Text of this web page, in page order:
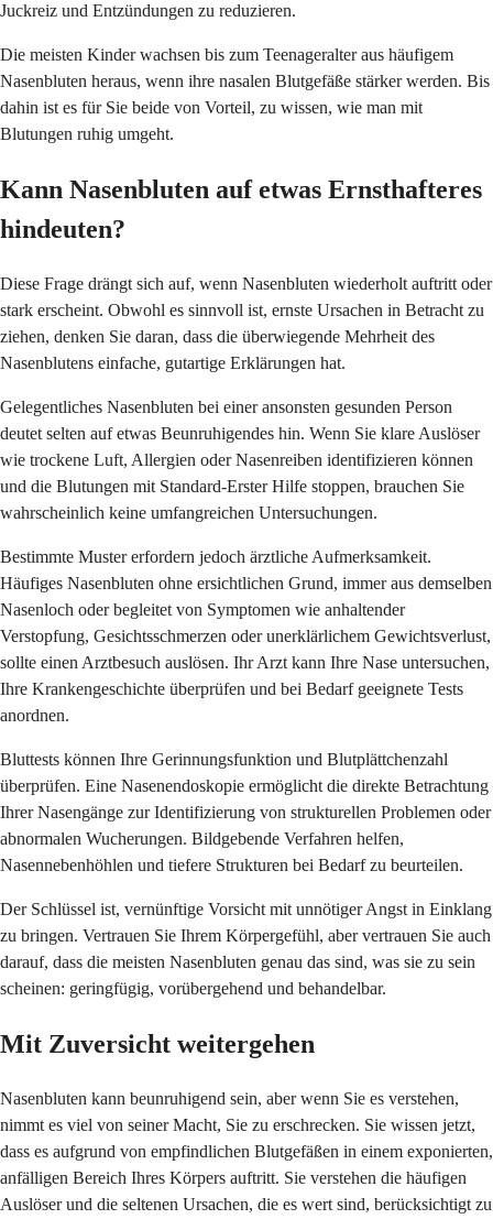
Juckreiz und Entzündungen zu reduzieren.
Die meisten Kinder wachsen bis zum Teenageralter aus häufigem
Nasenbluten heraus, wenn ihre nasalen Blutgefäße stärker werden. Bis
dahin ist es für Sie beide von Vorteil, zu wissen, wie man mit
Blutungen ruhig umgeht.
Kann Nasenbluten auf etwas Ernsthafteres
hindeuten?
Diese Frage drängt sich auf, wenn Nasenbluten wiederholt auftritt oder
stark erscheint. Obwohl es sinnvoll ist, ernste Ursachen in Betracht zu
ziehen, denken Sie daran, dass die überwiegende Mehrheit des
Nasenblutens einfache, gutartige Erklärungen hat.
Gelegentliches Nasenbluten bei einer ansonsten gesunden Person
deutet selten auf etwas Beunruhigendes hin. Wenn Sie klare Auslöser
wie trockene Luft, Allergien oder Nasenreiben identifizieren können
und die Blutungen mit Standard-Erster Hilfe stoppen, brauchen Sie
wahrscheinlich keine umfangreichen Untersuchungen.
Bestimmte Muster erfordern jedoch ärztliche Aufmerksamkeit.
Häufiges Nasenbluten ohne ersichtlichen Grund, immer aus demselben
Nasenloch oder begleitet von Symptomen wie anhaltender
Verstopfung, Gesichtsschmerzen oder unerklärlichem Gewichtsverlust,
sollte einen Arztbesuch auslösen. Ihr Arzt kann Ihre Nase untersuchen,
Ihre Krankengeschichte überprüfen und bei Bedarf geeignete Tests
anordnen.
Bluttests können Ihre Gerinnungsfunktion und Blutplättchenzahl
überprüfen. Eine Nasenendoskopie ermöglicht die direkte Betrachtung
Ihrer Nasengänge zur Identifizierung von strukturellen Problemen oder
abnormalen Wucherungen. Bildgebende Verfahren helfen,
Nasennebenhöhlen und tiefere Strukturen bei Bedarf zu beurteilen.
Der Schlüssel ist, vernünftige Vorsicht mit unnötiger Angst in Einklang
zu bringen. Vertrauen Sie Ihrem Körpergefühl, aber vertrauen Sie auch
darauf, dass die meisten Nasenbluten genau das sind, was sie zu sein
scheinen: geringfügig, vorübergehend und behandelbar.
Mit Zuversicht weitergehen
Nasenbluten kann beunruhigend sein, aber wenn Sie es verstehen,
nimmt es viel von seiner Macht, Sie zu erschrecken. Sie wissen jetzt,
dass es aufgrund von empfindlichen Blutgefäßen in einem exponierten,
anfälligen Bereich Ihres Körpers auftritt. Sie verstehen die häufigen
Auslöser und die seltenen Ursachen, die es wert sind, berücksichtigt zu